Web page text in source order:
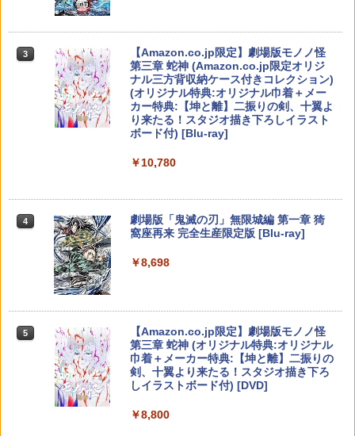
o Switch 2 Edition
￥4,939
[Switch 2] スプラトゥーン レイダース
ゲーム
￥5,700
首都高バトル / Tokyo Xtreme Racer
5 Winning Post 10 2026 PS5版
￥6,675
￥880
リコリス・リコイル ぶくぶ おおきめ
アクリルキーホルダー 05.錦木千束（夏
服ver.）
￥880
5
[Switch 2] ぽこ あ ポケモン エキスパン
ションパス（ダウンロード版）※3,200
吾峠呼世晴 ]
￥8,690
劇場版「鬼滅の刃」無限城編 第一章 猗
窩座再来(通常版)【Blu-ray】 [ 吾峠呼世
晴 ]
￥3,960
5
TVアニメ 違国日記 Blu-ray 第1+2巻 セ
ット
￥19,800
3 Nintendo Switch 2(日本語・国内専用)
￥55,871
ニンテンドープリペイド番号 9000円|オ
ンラインコード版
￥9,000
ニンテンドープリペイド番号 5000円|オ
ンラインコード版
3
【純正品】ディスクドライブ(CFI-ZDD1
J) PlayStation 5
￥11,980
トローラー ミッドナイト ブラック(CFI-
【純正品】DualSense ワイヤレスコン
￥10,737
3
【純正品】Xbox ワイヤレス コントロー
￥8,020
【純正品】Xbox 充電式バッテリー + US
B-C ケーブル
￥2,618
【国内正規品】Thrustmaster スラスト
S5、PS5 Pro、Xbox One、Xbox Serie
￥14,141
3
【Amazon.co.jp限定】劇場版モノノ怪
第三章 蛇神 (Amazon.co.jp限定オリジ
ナル三方背収納ケース付きコレクション)
(オリジナル特典:オリジナル巾着＋メー
カー特典:【坤と離】二振りの剣、十翼よ
り来たる！スタジオ描き下ろしイラスト
ボード付) [Blu-ray]
￥10,780
4
劇場版「鬼滅の刃」無限城編 第一章 猗
窩座再来 完全生産限定版 [Blu-ray]
￥8,698
5
【Amazon.co.jp限定】劇場版モノノ怪
第三章 蛇神 (オリジナル特典:オリジナル
巾着＋メーカー特典:【坤と離】二振りの
剣、十翼より来たる！スタジオ描き下ろ
しイラストボード付) [DVD]
￥8,800